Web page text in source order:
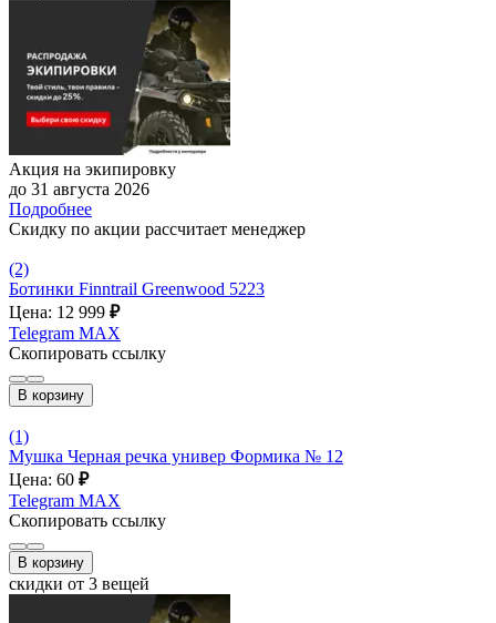
Акция на экипировку
до 31 августа 2026
Подробнее
Скидку по акции рассчитает менеджер
(2)
Ботинки Finntrail Greenwood 5223
Цена: 12 999 ₽
Telegram MAX
Скопировать ссылку
В корзину
(1)
Мушка Черная речка универ Формика № 12
Цена: 60 ₽
Telegram MAX
Скопировать ссылку
В корзину
скидки от 3 вещей